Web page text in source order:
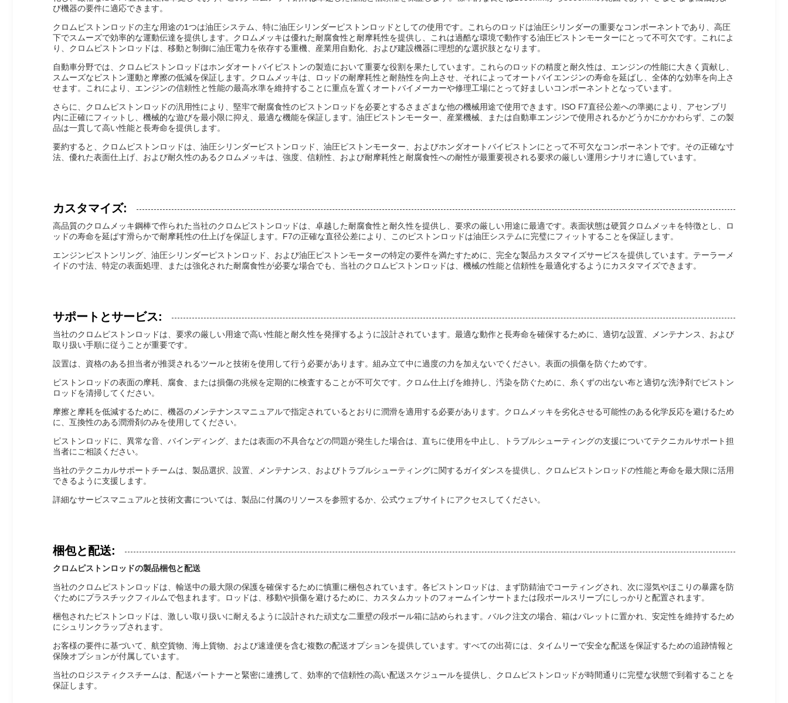
び機器の要件に適応できます。
クロムピストンロッドの主な用途の1つは油圧システム、特に油圧シリンダーピストンロッドとしての使用です。これらのロッドは油圧シリンダーの重要なコンポーネントであり、高圧
下でスムーズで効率的な運動伝達を提供します。クロムメッキは優れた耐腐食性と耐摩耗性を提供し、これは過酷な環境で動作する油圧ピストンモーターにとって不可欠です。これによ
り、クロムピストンロッドは、移動と制御に油圧電力を依存する重機、産業用自動化、および建設機器に理想的な選択肢となります。
自動車分野では、クロムピストンロッドはホンダオートバイピストンの製造において重要な役割を果たしています。これらのロッドの精度と耐久性は、エンジンの性能に大きく貢献し、
スムーズなピストン運動と摩擦の低減を保証します。クロムメッキは、ロッドの耐摩耗性と耐熱性を向上させ、それによってオートバイエンジンの寿命を延ばし、全体的な効率を向上さ
せます。これにより、エンジンの信頼性と性能の最高水準を維持することに重点を置くオートバイメーカーや修理工場にとって好ましいコンポーネントとなっています。
さらに、クロムピストンロッドの汎用性により、堅牢で耐腐食性のピストンロッドを必要とするさまざまな他の機械用途で使用できます。ISO F7直径公差への準拠により、アセンブリ
内に正確にフィットし、機械的な遊びを最小限に抑え、最適な機能を保証します。油圧ピストンモーター、産業機械、または自動車エンジンで使用されるかどうかにかかわらず、この製
品は一貫して高い性能と長寿命を提供します。
要約すると、クロムピストンロッドは、油圧シリンダーピストンロッド、油圧ピストンモーター、およびホンダオートバイピストンにとって不可欠なコンポーネントです。その正確な寸
法、優れた表面仕上げ、および耐久性のあるクロムメッキは、強度、信頼性、および耐摩耗性と耐腐食性への耐性が最重要視される要求の厳しい運用シナリオに適しています。
カスタマイズ:
高品質のクロムメッキ鋼棒で作られた当社のクロムピストンロッドは、卓越した耐腐食性と耐久性を提供し、要求の厳しい用途に最適です。表面状態は硬質クロムメッキを特徴とし、ロ
ッドの寿命を延ばす滑らかで耐摩耗性の仕上げを保証します。F7の正確な直径公差により、このピストンロッドは油圧システムに完璧にフィットすることを保証します。
エンジンピストンリング、油圧シリンダーピストンロッド、および油圧ピストンモーターの特定の要件を満たすために、完全な製品カスタマイズサービスを提供しています。テーラーメ
イドの寸法、特定の表面処理、または強化された耐腐食性が必要な場合でも、当社のクロムピストンロッドは、機械の性能と信頼性を最適化するようにカスタマイズできます。
サポートとサービス:
当社のクロムピストンロッドは、要求の厳しい用途で高い性能と耐久性を発揮するように設計されています。最適な動作と長寿命を確保するために、適切な設置、メンテナンス、および
取り扱い手順に従うことが重要です。
設置は、資格のある担当者が推奨されるツールと技術を使用して行う必要があります。組み立て中に過度の力を加えないでください。表面の損傷を防ぐためです。
ピストンロッドの表面の摩耗、腐食、または損傷の兆候を定期的に検査することが不可欠です。クロム仕上げを維持し、汚染を防ぐために、糸くずの出ない布と適切な洗浄剤でピストン
ロッドを清掃してください。
摩擦と摩耗を低減するために、機器のメンテナンスマニュアルで指定されているとおりに潤滑を適用する必要があります。クロムメッキを劣化させる可能性のある化学反応を避けるため
に、互換性のある潤滑剤のみを使用してください。
ピストンロッドに、異常な音、バインディング、または表面の不具合などの問題が発生した場合は、直ちに使用を中止し、トラブルシューティングの支援についてテクニカルサポート担
当者にご相談ください。
当社のテクニカルサポートチームは、製品選択、設置、メンテナンス、およびトラブルシューティングに関するガイダンスを提供し、クロムピストンロッドの性能と寿命を最大限に活用
できるように支援します。
詳細なサービスマニュアルと技術文書については、製品に付属のリソースを参照するか、公式ウェブサイトにアクセスしてください。
梱包と配送:
クロムピストンロッドの製品梱包と配送
当社のクロムピストンロッドは、輸送中の最大限の保護を確保するために慎重に梱包されています。各ピストンロッドは、まず防錆油でコーティングされ、次に湿気やほこりの暴露を防
ぐためにプラスチックフィルムで包まれます。ロッドは、移動や損傷を避けるために、カスタムカットのフォームインサートまたは段ボールスリーブにしっかりと配置されます。
梱包されたピストンロッドは、激しい取り扱いに耐えるように設計された頑丈な二重壁の段ボール箱に詰められます。バルク注文の場合、箱はパレットに置かれ、安定性を維持するため
にシュリンクラップされます。
お客様の要件に基づいて、航空貨物、海上貨物、および速達便を含む複数の配送オプションを提供しています。すべての出荷には、タイムリーで安全な配送を保証するための追跡情報と
保険オプションが付属しています。
当社のロジスティクスチームは、配送パートナーと緊密に連携して、効率的で信頼性の高い配送スケジュールを提供し、クロムピストンロッドが時間通りに完璧な状態で到着することを
保証します。